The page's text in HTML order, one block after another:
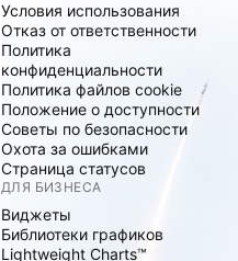
Условия использования
Отказ от ответственности
Политика
конфиденциальности
Политика файлов cookie
Положение о доступности
Советы по безопасности
Охота за ошибками
Страница статусов
ДЛЯ БИЗНЕСА
Виджеты
Библиотеки графиков
Lightweight Charts™